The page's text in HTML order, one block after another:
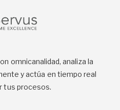
omnicanalidad, analiza la
y actúa en tiempo real
tus procesos.